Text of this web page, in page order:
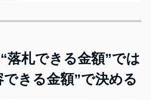
札できる金額”では
できる金額”で決める